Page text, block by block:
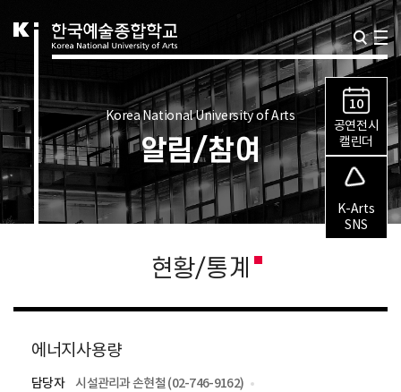
10
공연전시
캘린더
K-Arts
SNS
Korea National University of Arts
알림/참여
현황/통계
에너지사용량
담당자
시설관리과 손현철 (02-746-9162)